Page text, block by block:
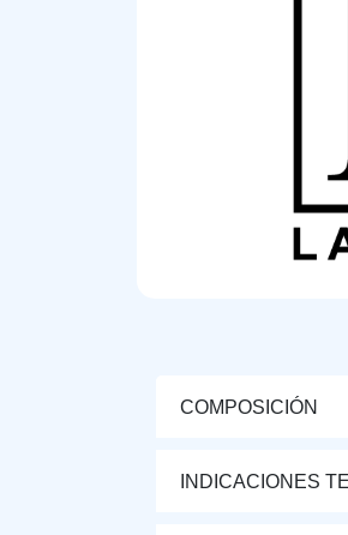
COMPOSICIÓN
INDICACIONES